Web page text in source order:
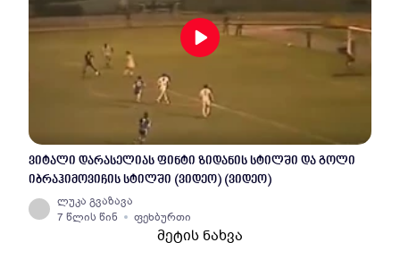
ვიტალი დარასელიას ფინტი ზიდანის სტილში და გოლი
იბრაჰიმოვიჩის სტილში (ვიდეო) (ვიდეო)
ლუკა გვაზავა
7 წლის წინ
ფეხბურთი
მეტის ნახვა